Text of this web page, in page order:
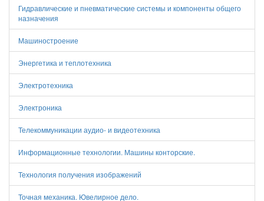
Гидравлические и пневматические системы и компоненты общего
назначения
Машиностроение
Энергетика и теплотехника
Электротехника
Электроника
Телекоммуникации аудио- и видеотехника
Информационные технологии. Машины конторские.
Технология получения изображений
Точная механика. Ювелирное дело.